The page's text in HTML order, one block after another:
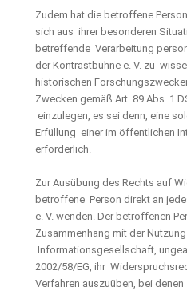
Zudem hat die betroffene
sich aus ihrer besonderen
betreffende Verarbeitung
der Kontrastbühne e. V. zu
historischen
Zwecken gemäß Art. 89 Abs. 1
einzulegen, es sei denn, eine
Erfüllung einer im öffentlichen
erforderlich.
Zur Ausübung des Rechts auf
betroffene Person direkt an
e. V. wenden. Der betroffenen
Zusammenhang mit der
Informationsgesellschaft,
2002/58/EG, ihr
Verfahren auszuüben, bei